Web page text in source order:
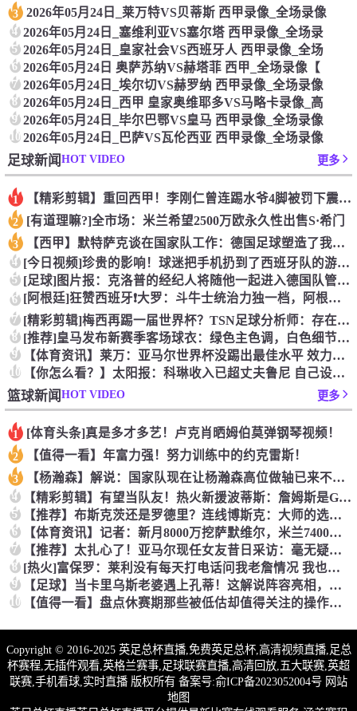
3 2026年05月24日_莱万特VS贝蒂斯 西甲录像_全场录像
4 2026年05月24日_塞维利亚VS塞尔塔 西甲录像_全场录
5 2026年05月24日_皇家社会VS西班牙人 西甲录像_全场
6 2026年05月24日 奥萨苏纳VS赫塔菲 西甲_全场录像【
7 2026年05月24日_埃尔切VS赫罗纳 西甲录像_全场录像
8 2026年05月24日_西甲 皇家奥维耶多VS马略卡录像_高
9 2026年05月24日_毕尔巴鄂VS皇马 西甲录像_全场录像
102026年05月24日_巴萨VS瓦伦西亚 西甲录像_全场录像
足球新闻HOT VIDEO 更多
1 【精彩剪辑】重回西甲！李刚仁曾连踢水爷4脚被罚下震惊足坛
2 [有道理嘛?]全市场：米兰希望2500万欧永久性出售S·希门
3 【西甲】默特萨克谈在国家队工作：德国足球塑造了我的人生，感谢
4 [今日视频]珍贵的影响！球迷把手机扔到了西班牙队的游行大巴上
5 [足球]图片报：克洛普的经纪人将随他一起进入德国队管理团队
6 [阿根廷]狂赞西班牙❗大罗：斗牛士统治力独一档，阿根廷有梅西
7 [精彩剪辑]梅西再踢一届世界杯？TSN足球分析师：存在可能性
8 [推荐]皇马发布新赛季客场球衣：绿色主色调，白色细节+经典肩
9 【体育资讯】莱万：亚马尔世界杯没踢出最佳水平 效力过巴萨后就
10 【你怎么看？】太阳报：科琳收入已超丈夫鲁尼 自己设计服装8岁
篮球新闻HOT VIDEO 更多
1 [体育头条]真是多才多艺！卢克肖晒姆伯莫弹钢琴视频！
2 【值得一看】年富力强！努力训练中的约克雷斯！
3 【杨瀚森】解说：国家队现在让杨瀚森高位做轴已来不及了 多打打
4 【精彩剪辑】有望当队友！热火新援波蒂斯：詹姆斯是GOAT！我
5 【推荐】布斯克茨还是罗德里？连线博斯克：大师的选择会是谁？
6 【体育资讯】记者：新月8000万挖萨默维尔，米兰7400万买
7 【推荐】太扎心了！亚马尔现任女友昔日采访：毫无疑问更喜欢贝林
8 [热火]富保罗：莱利没有每天打电话问我老詹情况 我也告知其他
9 【足球】当卡里乌斯老婆遇上孔蒂！这解说阵容亮相，排场直接拉满
10 【值得一看】盘点休赛期那些被低估却值得关注的操作：尚帕尼低价
Copyright © 2016-2025 英足总杯直播,免费英足总杯,高清视频直播,足总
杯赛程,无插件观看,英格兰赛事,足球联赛直播,高清回放,五大联赛,英超
联赛,手机看球,实时直播 版权所有 备案号:俞ICP备2023052004号 网站
地图